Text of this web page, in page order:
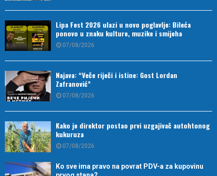
Lipa Fest 2026 ulazi u novo poglavlje: Bileća
ponovo u znaku kulture, muzike i smijeha
07/08/2026
Najava: “Veče riječi i istine: Gost Lordan
Zafranović”
07/08/2026
Kako je direktor postao prvi uzgajivač autohtonog
kukuruza
07/08/2026
Ko sve ima pravo na povrat PDV-a za kupovinu